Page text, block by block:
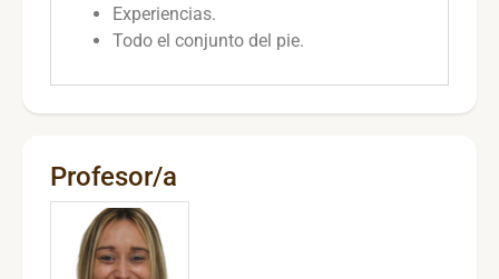
Experiencias.
Todo el conjunto del pie.
Profesor/a